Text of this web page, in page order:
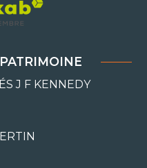
J F KENNEDY